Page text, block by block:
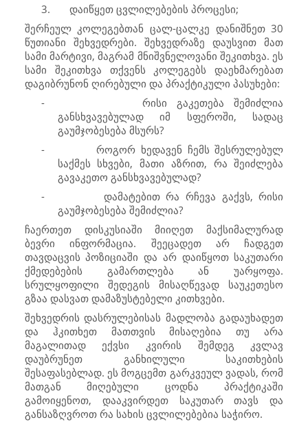
3. დაიწყეთ ცვლილებების პროცესი;
შერჩეულ კოლეგებთან ცალ-ცალკე დანიშნეთ 30
წუთიანი შეხვედრები. შეხვედრაზე დაუსვით მათ
სამი მარტივი, მაგრამ მნიშვნელოვანი შეკითხვა. ეს
სამი შეკითხვა თქვენს კოლეგებს დაეხმარებათ
დაგიბრუნონ ღირებული და პრაქტიკული პასუხები:
- რისი გაკეთება შემიძლია
განსხვავებულად იმ სფეროში, სადაც
გაუმჯობესება მსურს?
-როგორ ხედავენ ჩემს შესრულებულ
საქმეს სხვები, მათი აზრით, რა შეიძლება
გავაკეთო განსხვავებულად?
- დამატებით რა რჩევა გაქვს, რისი
გაუმჯობესება შემიძლია?
ჩაერთეთ დისკუსიაში მიიღეთ მაქსიმალურად
ბევრი ინფორმაცია. შეეცადეთ არ ჩადგეთ
თავდაცვის პოზიციაში და არ დაიწყოთ საკუთარი
ქმედებების გამართლება ან უარყოფა.
სრულყოფილი შედეგის მისაღწევად საუკეთესო
გზაა დასვათ დამაზუსტებელი კითხვები.
შეხვედრის დასრულებისას მადლობა გადაუხადეთ
და ჰკითხეთ მათთვის მისაღებია თუ არა
მაგალითად ექვსი კვირის შემდეგ კვლავ
დაუბრუნეთ განხილული საკითხების
შესაფასებლად. ეს მოგცემთ გარკვეულ ვადას, რომ
მათგან მიღებული ცოდნა პრაქტიკაში
გამოიყენოთ, დააკვირდეთ საკუთარ თავს და
განსაზღვროთ რა სახის ცვლილებებია საჭირო.